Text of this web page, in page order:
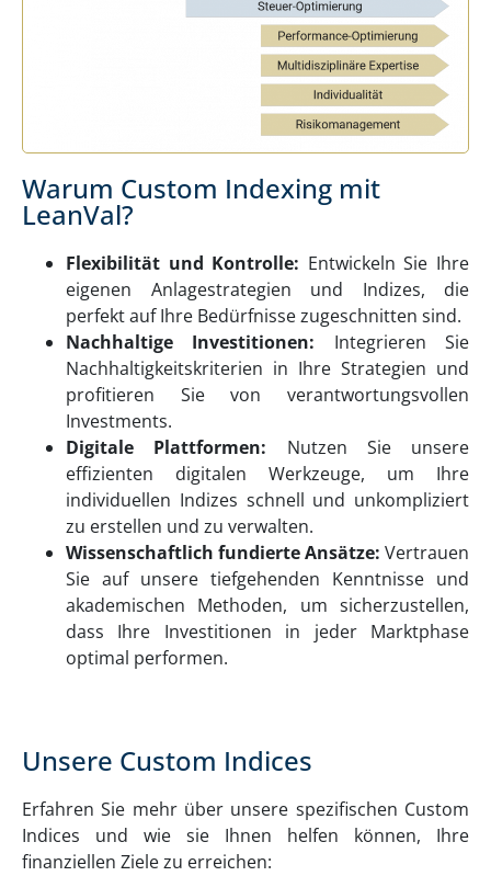
Warum Custom Indexing mit
LeanVal?
Flexibilität und Kontrolle: Entwickeln Sie Ihre
eigenen Anlagestrategien und Indizes, die
perfekt auf Ihre Bedürfnisse zugeschnitten sind.
Nachhaltige Investitionen: Integrieren Sie
Nachhaltigkeitskriterien in Ihre Strategien und
profitieren Sie von verantwortungsvollen
Investments.
Digitale Plattformen: Nutzen Sie unsere
effizienten digitalen Werkzeuge, um Ihre
individuellen Indizes schnell und unkompliziert
zu erstellen und zu verwalten.
Wissenschaftlich fundierte Ansätze: Vertrauen
Sie auf unsere tiefgehenden Kenntnisse und
akademischen Methoden, um sicherzustellen,
dass Ihre Investitionen in jeder Marktphase
optimal performen.
Unsere Custom Indices
Erfahren Sie mehr über unsere spezifischen Custom
Indices und wie sie Ihnen helfen können, Ihre
finanziellen Ziele zu erreichen: